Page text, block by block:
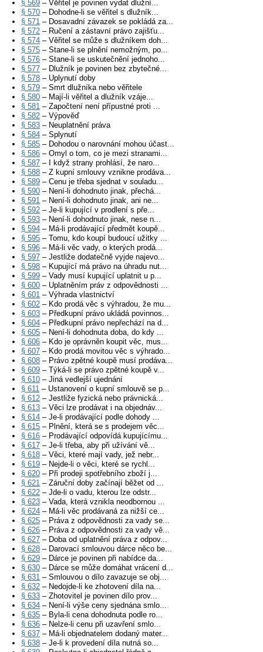
§ 569 – Věřitel je povinen vydat dlužní...
§ 570 – Dohodne-li se věřitel s dlužník...
§ 571 – Dosavadní závazek se pokládá za...
§ 572 – Ručení a zástavní právo zajišťu...
§ 574 – Věřitel se může s dlužníkem doh...
§ 575 – Stane-li se plnění nemožným, po...
§ 576 – Stane-li se uskutečnění jednoho...
§ 577 – Dlužník je povinen bez zbytečné...
§ 578 – Uplynutí doby
§ 579 – Smrt dlužníka nebo věřitele
§ 580 – Mají-li věřitel a dlužník vzáje...
§ 581 – Započtení není přípustné proti ...
§ 582 – Výpověď
§ 583 – Neuplatnění práva
§ 584 – Splynutí
§ 585 – Dohodou o narovnání mohou účast...
§ 586 – Omyl o tom, co je mezi stranami...
§ 587 – I když strany prohlásí, že naro...
§ 588 – Z kupní smlouvy vznikne prodáva...
§ 589 – Cenu je třeba sjednat v souladu...
§ 590 – Není-li dohodnuto jinak, přechá...
§ 591 – Není-li dohodnuto jinak, ani ne...
§ 592 – Je-li kupující v prodlení s pře...
§ 593 – Není-li dohodnuto jinak, nese n...
§ 594 – Má-li prodávající předmět koupě...
§ 595 – Tomu, kdo koupí budoucí užitky ...
§ 596 – Má-li věc vady, o kterých prodá...
§ 597 – Jestliže dodatečně vyjde najevo...
§ 598 – Kupující má právo na úhradu nut...
§ 599 – Vady musí kupující uplatnit u p...
§ 600 – Uplatněním práv z odpovědnosti ...
§ 601 – Výhrada vlastnictví
§ 602 – Kdo prodá věc s výhradou, že mu...
§ 603 – Předkupní právo ukládá povinnos...
§ 604 – Předkupní právo nepřechází na d...
§ 605 – Není-li dohodnuta doba, do kdy ...
§ 606 – Kdo je oprávněn koupit věc, mus...
§ 607 – Kdo prodá movitou věc s výhrado...
§ 608 – Právo zpětné koupě musí prodáva...
§ 609 – Týká-li se právo zpětné koupě v...
§ 610 – Jiná vedlejší ujednání
§ 611 – Ustanovení o kupní smlouvě se p...
§ 612 – Jestliže fyzická nebo právnická...
§ 613 – Věci lze prodávat i na objednáv...
§ 614 – Je-li prodávající podle dohody ...
§ 615 – Plnění, která se s prodejem věc...
§ 616 – Prodávající odpovídá kupujícímu...
§ 617 – Je-li třeba, aby při užívání vě...
§ 618 – Věci, které mají vady, jež nebr...
§ 619 – Nejde-li o věci, které se rychl...
§ 620 – Při prodeji spotřebního zboží j...
§ 621 – Záruční doby začínají běžet od ...
§ 622 – Jde-li o vadu, kterou lze odstr...
§ 623 – Vada, která vznikla neodbornou ...
§ 624 – Má-li věc prodávaná za nižší ce...
§ 625 – Práva z odpovědnosti za vady se...
§ 626 – Práva z odpovědnosti za vady vě...
§ 627 – Doba od uplatnění práva z odpov...
§ 628 – Darovací smlouvou dárce něco be...
§ 629 – Dárce je povinen při nabídce da...
§ 630 – Dárce se může domáhat vrácení d...
§ 631 – Smlouvou o dílo zavazuje se obj...
§ 632 – Nedojde-li ke zhotovení díla na...
§ 633 – Zhotovitel je povinen dílo prov...
§ 634 – Není-li výše ceny sjednána smlo...
§ 635 – Byla-li cena dohodnuta podle ro...
§ 636 – Nelze-li cenu při uzavření smlo...
§ 637 – Má-li objednatelem dodaný mater...
§ 638 – Je-li k provedení díla nutná so...